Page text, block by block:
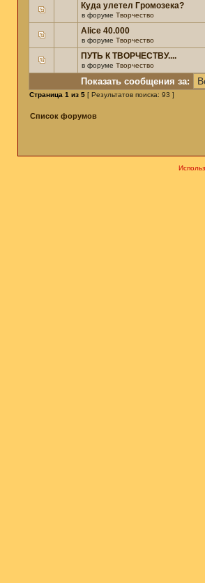
Куда улетел Громозека?
в форуме Творчество
Alice 40.000
в форуме Творчество
ПУТЬ К ТВОРЧЕСТВУ....
в форуме Творчество
Показать сообщения за:
Страница 1 из 5 [ Результатов поиска: 93 ]
Список форумов